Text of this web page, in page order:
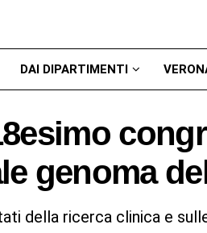
DAI DIPARTIMENTI
genoma
della ricerca clinica e